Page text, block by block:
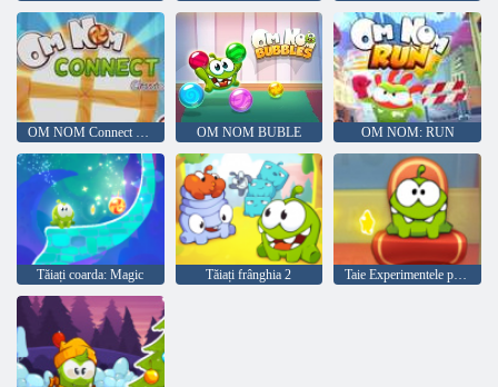
OM NOM Connect Classic OM NOM BUBLE OM NOM: RUN
Tăiați coarda: Magic Tăiați frânghia 2 Taie Experimentele pe cabluri